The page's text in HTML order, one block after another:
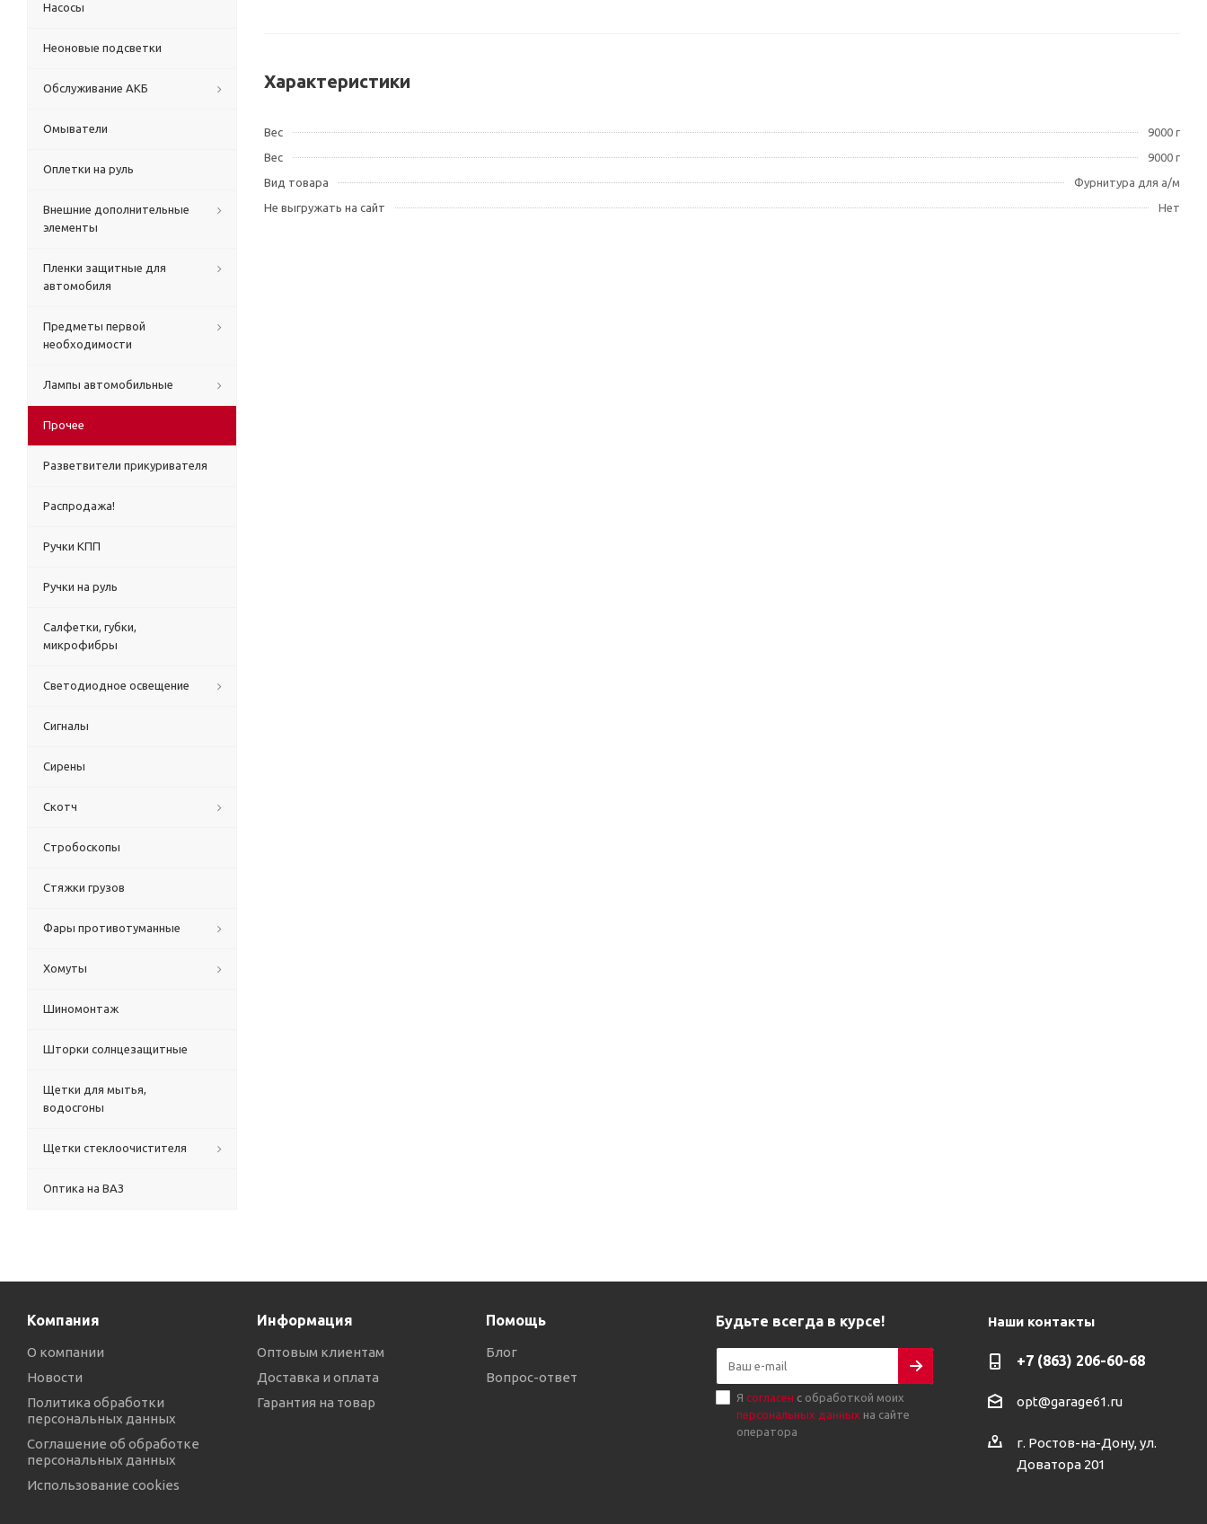
Характеристики
Вес
9000 г
Вес
9000 г
Вид товара
Фурнитура для а/м
Не выгружать на сайт
Нет
Насосы
Неоновые подсветки
Обслуживание АКБ
Омыватели
Оплетки на руль
Внешние дополнительные
элементы
Пленки защитные для
автомобиля
Предметы первой
необходимости
Лампы автомобильные
Прочее
Разветвители прикуривателя
Распродажа!
Ручки КПП
Ручки на руль
Салфетки, губки,
микрофибры
Светодиодное освещение
Сигналы
Сирены
Скотч
Стробоскопы
Стяжки грузов
Фары противотуманные
Хомуты
Шиномонтаж
Шторки солнцезащитные
Щетки для мытья,
водосгоны
Щетки стеклоочистителя
Оптика на ВАЗ
Компания
О компании
Новости
Политика обработки
персональных данных
Соглашение об обработке
персональных данных
Использование cookies
Информация
Оптовым клиентам
Доставка и оплата
Гарантия на товар
Помощь
Блог
Вопрос-ответ
Будьте всегда в курсе!
Я согласен с обработкой моих
персональных данных на сайте
оператора
Наши контакты
+7 (863) 206-60-68
opt@garage61.ru
г. Ростов-на-Дону, ул.
Доватора 201